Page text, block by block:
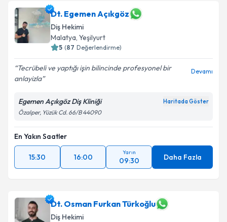
Dt. Egemen Açıkgöz
Diş Hekimi
Malatya, Yeşilyurt
5 (87 Değerlendirme)
Tecrübeli ve yaptığı işin bilincinde profesyonel bir
anlayizla
Devamı
Egemen Açıkgöz Diş Kliniği Haritada Göster
Özalper, Yüzük Cd. 66/B 44090
En Yakın Saatler
15:30 16:00
Yarın
09:30 Daha Fazla
Dt. Osman Furkan Türkoğlu
Diş Hekimi